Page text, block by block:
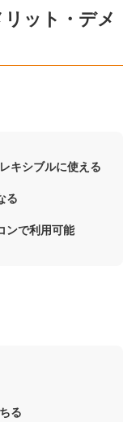
リット・デメ
キシブルに使える
る
ンで利用可能
る